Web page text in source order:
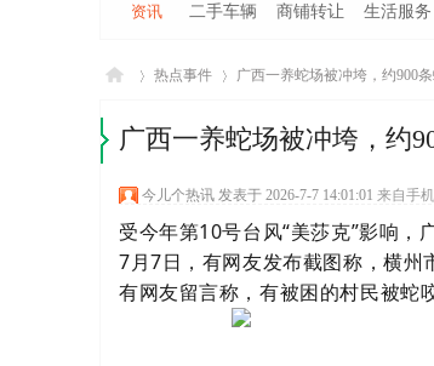
资讯
二手车辆
商铺转让 生活服务
热点事件 广西一养蛇场被冲垮，约900
广西一养蛇场被冲垮，约
今儿个热讯 发表于 2026-7-7 14:01:01 来自手机
受今年第10号台风“美莎克”影响，
7月7日，有网友发布截图称，横州
有网友留言称，有被困的村民被蛇咬